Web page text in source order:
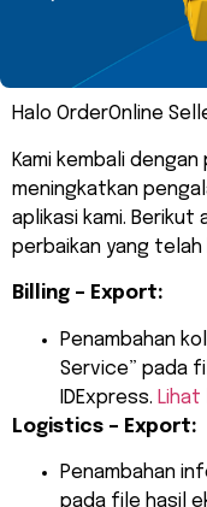
Halo OrderOnline
Kami kembali
meningkatkan
aplikasi kami.
perbaikan yang telah
Billing – Export:
Penambahan
Service” pada
IDExpress. Lihat
Logistics – Export:
Penambahan
pada file hasil